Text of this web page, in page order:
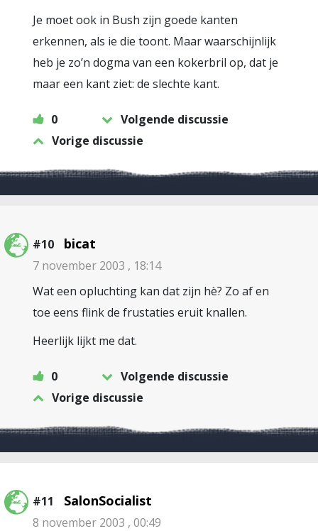
Je moet ook in Bush zijn goede kanten
erkennen, als ie die toont. Maar waarschijnlijk
heb je zo’n dogma van een kokerbril op, dat je
maar een kant ziet: de slechte kant.
0
Volgende discussie
Vorige discussie
#10 bicat
7 november 2003 , 18:14
Wat een opluchting kan dat zijn hè? Zo af en
toe eens flink de frustaties eruit knallen.
Heerlijk lijkt me dat.
0
Volgende discussie
Vorige discussie
#11 SalonSocialist
8 november 2003 , 00:49